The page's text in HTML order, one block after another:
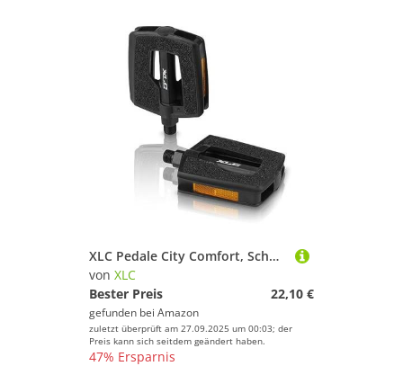
XLC Pedale City Comfort, Schwarz, 2501851500
von XLC
Bester Preis
22,10 €
gefunden bei Amazon
zuletzt überprüft am 27.09.2025 um 00:03; der
Preis kann sich seitdem geändert haben.
47% Ersparnis